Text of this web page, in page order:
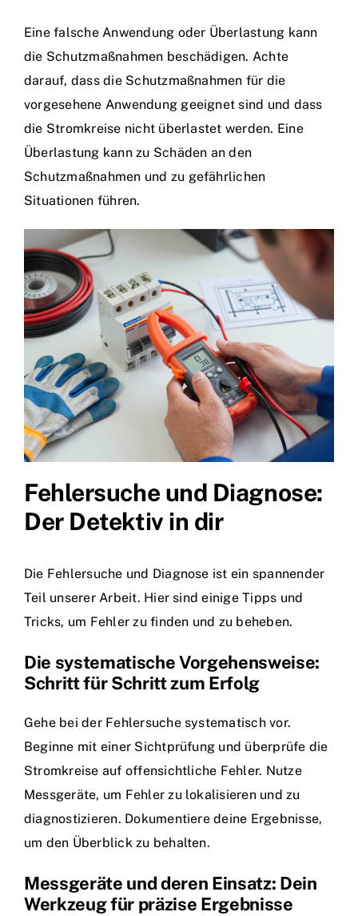
Eine falsche Anwendung oder Überlastung kann
die Schutzmaßnahmen beschädigen. Achte
darauf, dass die Schutzmaßnahmen für die
vorgesehene Anwendung geeignet sind und dass
die Stromkreise nicht überlastet werden. Eine
Überlastung kann zu Schäden an den
Schutzmaßnahmen und zu gefährlichen
Situationen führen.
Fehlersuche und Diagnose:
Der Detektiv in dir
Die Fehlersuche und Diagnose ist ein spannender
Teil unserer Arbeit. Hier sind einige Tipps und
Tricks, um Fehler zu finden und zu beheben.
Die systematische Vorgehensweise:
Schritt für Schritt zum Erfolg
Gehe bei der Fehlersuche systematisch vor.
Beginne mit einer Sichtprüfung und überprüfe die
Stromkreise auf offensichtliche Fehler. Nutze
Messgeräte, um Fehler zu lokalisieren und zu
diagnostizieren. Dokumentiere deine Ergebnisse,
um den Überblick zu behalten.
Messgeräte und deren Einsatz: Dein
Werkzeug für präzise Ergebnisse